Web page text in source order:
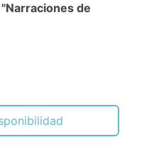
de